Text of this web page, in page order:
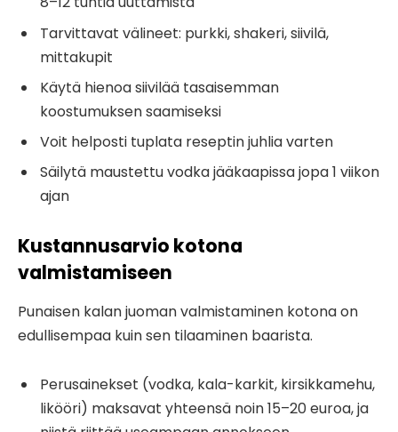
Tarvittavat välineet: purkki, shakeri, siivilä,
mittakupit
Käytä hienoa siivilää tasaisemman
koostumuksen saamiseksi
Voit helposti tuplata reseptin juhlia varten
Säilytä maustettu vodka jääkaapissa jopa 1 viikon
ajan
Kustannusarvio kotona
valmistamiseen
Punaisen kalan juoman valmistaminen kotona on
edullisempaa kuin sen tilaaminen baarista.
Perusainekset (vodka, kala-karkit, kirsikkamehu,
likööri) maksavat yhteensä noin 15–20 euroa, ja